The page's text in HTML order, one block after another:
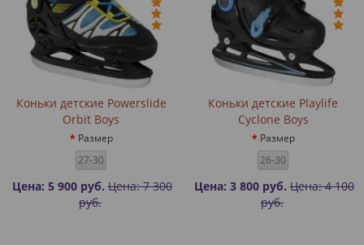
Коньки детские Powerslide
Orbit Boys
Размер
27-30
Цена: 5 900 руб. Цена: 7 300
руб.
Коньки детские Playlife
Cyclone Boys
Размер
26-30
Цена: 3 800 руб. Цена: 4 100
руб.